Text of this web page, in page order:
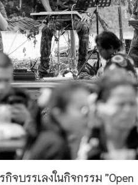
บรรเลงในกิจกรรม ”Open